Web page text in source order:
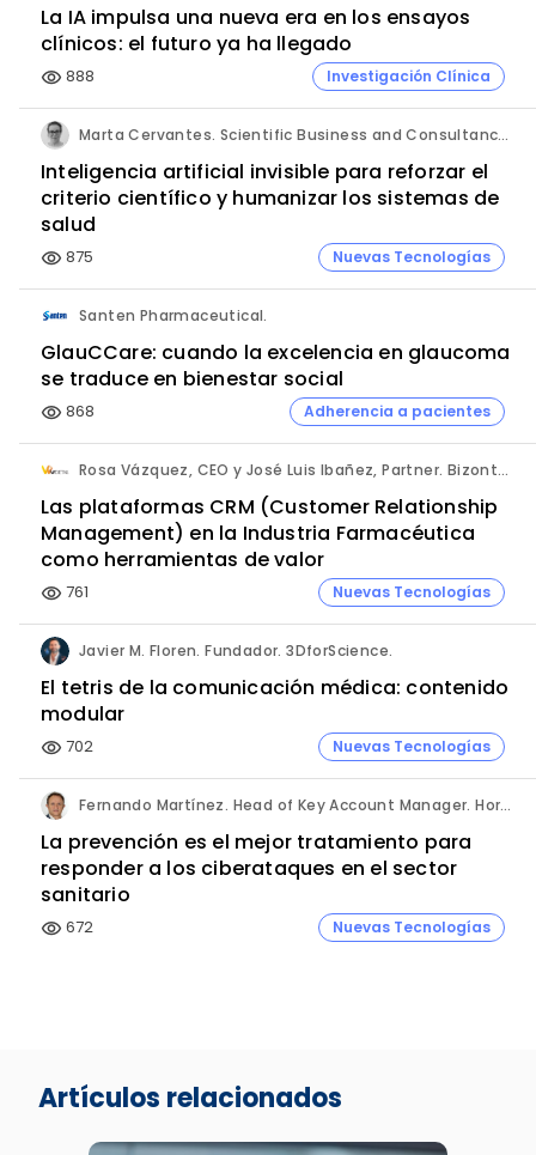
La IA impulsa una nueva era en los ensayos
clínicos: el futuro ya ha llegado
visibility 888 Investigación Clínica
Marta Cervantes. Scientific Business and Consultancy. Punta Alta.
Inteligencia artificial invisible para reforzar el
criterio científico y humanizar los sistemas de
salud
visibility 875 Nuevas Tecnologías
Santen Pharmaceutical.
GlauCCare: cuando la excelencia en glaucoma
se traduce en bienestar social
visibility 868 Adherencia a pacientes
Rosa Vázquez, CEO y José Luis Ibañez, Partner. Bizontop Group, SL.
Las plataformas CRM (Customer Relationship
Management) en la Industria Farmacéutica
como herramientas de valor
visibility 761 Nuevas Tecnologías
Javier M. Floren. Fundador. 3DforScience.
El tetris de la comunicación médica: contenido
modular
visibility 702 Nuevas Tecnologías
Fernando Martínez. Head of Key Account Manager. Hornetsecurity.
La prevención es el mejor tratamiento para
responder a los ciberataques en el sector
sanitario
visibility 672 Nuevas Tecnologías
Artículos relacionados